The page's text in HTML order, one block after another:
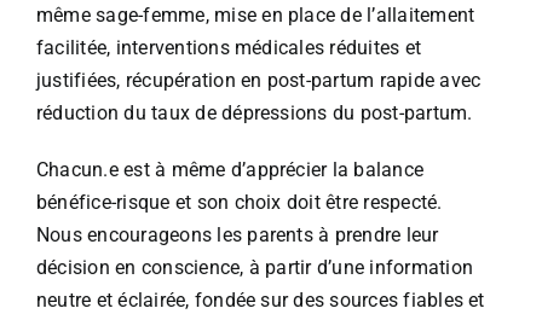
même sage-femme, mise en place de l’allaitement
facilitée, interventions médicales réduites et
justifiées, récupération en post-partum rapide avec
réduction du taux de dépressions du post-partum.
Chacun.e est à même d’apprécier la balance
bénéfice-risque et son choix doit être respecté.
Nous encourageons les parents à prendre leur
décision en conscience, à partir d’une information
neutre et éclairée, fondée sur des sources fiables et